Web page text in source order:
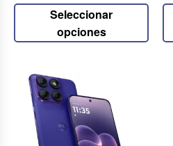
Seleccionar
opciones